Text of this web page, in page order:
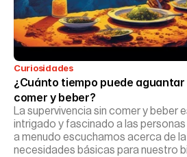
Curiosidades
¿Cuánto tiempo puede
comer y beber?
La supervivencia sin comer y beber
intrigado y fascinado a las personas
a menudo escuchamos acerca de
necesidades básicas para nuestro